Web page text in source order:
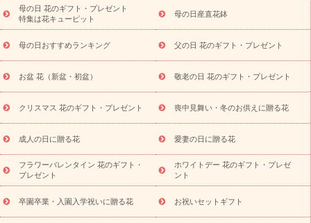
念日
結婚祝い 出産祝い 退院祝い・快気祝い
寿祝い
プチギフト ペットのお祝いフラワー
供え・お悔やみ商品一覧
お供え・お悔やみの花
四十九日法要以
お供え プリザーブドフラワー
ペットのお供えフラワー
お盆（新
盆・初盆）
その他 お祝い返し お見舞い
お取り寄せギフト
ビジネス用
ご自宅用 観葉植物 ミディ胡蝶蘭
プリザーブ
ドフラワー
スタイルから探す アレンジメント 花束
スタ
ンド花
お祝い お供え・お悔やみ 胡蝶蘭 胡蝶蘭・花鉢
ディ胡蝶蘭・お祝い
ミディ胡蝶蘭・お供え
世界初の青色胡蝶蘭
観葉植物
観葉植物 産直多肉植物
プリザーブドフラワー
お祝い
お供え・お悔やみ 花とセットギフト
セミオーダー
プチギフト（hanamore -ハナモア-）
花とみどりのeギフト
キューピットのeGfit
カラー ピンク イエローオレンジ
レッ
母の日 花のギフト・プレゼント
特集は花キューピット
母の日産直花鉢
母の日おすすめランキング 父の日 花のギフト・プレゼント
お盆 花（新盆・初盆） 敬老の日 花のギフト・プレゼント
クリスマス 花のギフト・プレゼント 喪中見舞い・冬のお供えに贈る花
成人の日に贈る花 愛妻の日に贈る花
フラワーバレンタイン 花のギフト・
プレゼント
ホワイトデー 花のギフト・プレゼ
ント
卒園卒業・入園入学祝いに贈る花 お祝いセットギフト